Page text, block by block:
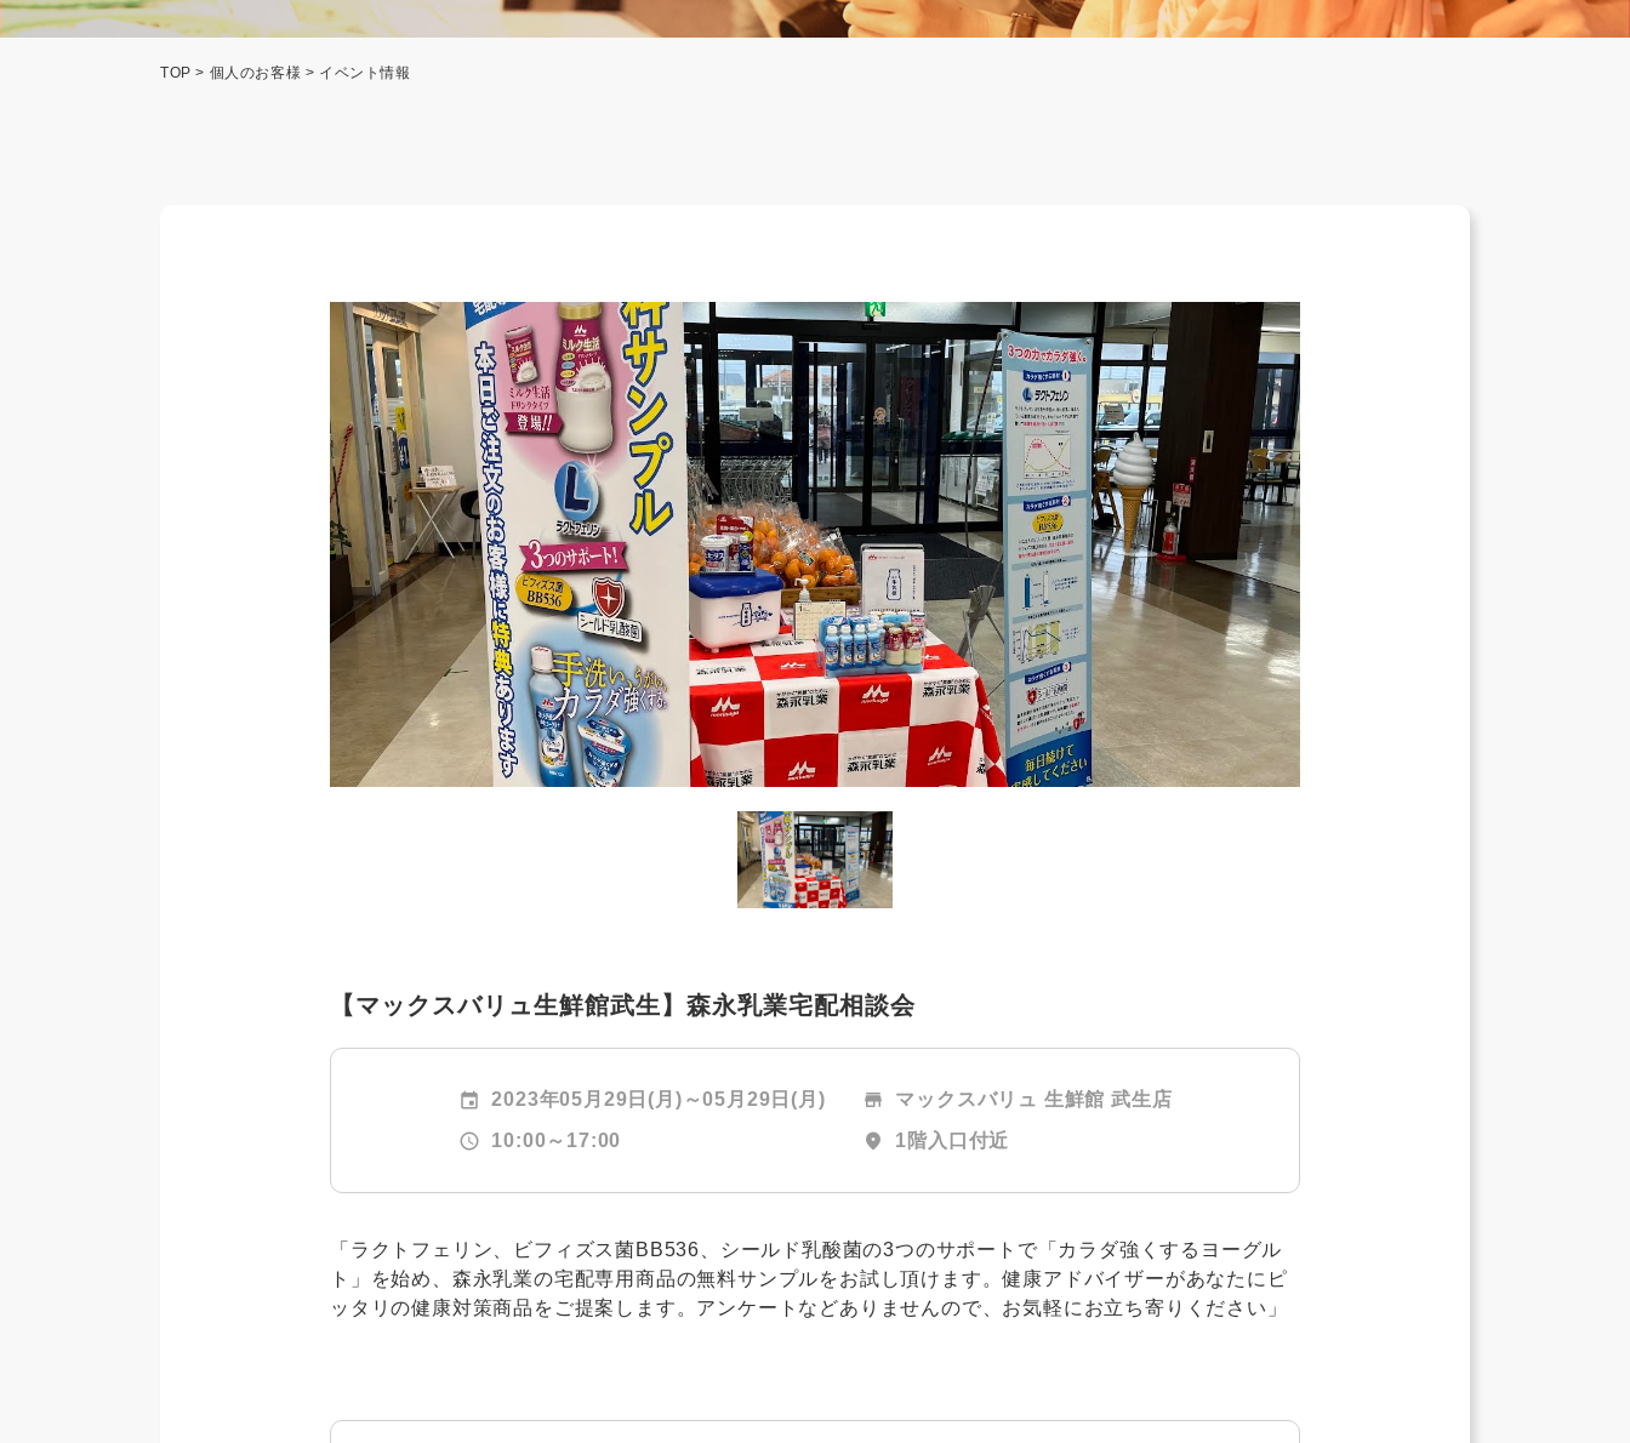
TOP > 個人のお客様 > イベント情報
【マックスバリュ生鮮館武生】森永乳業宅配相談会
event 2023年05月29日(月)～05月29日(月)
schedule 10:00～17:00
store マックスバリュ 生鮮館 武生店
location_on 1階入口付近
「ラクトフェリン、ビフィズス菌BB536、シールド乳酸菌の3つのサポートで「カラダ強くするヨーグル
ト」を始め、森永乳業の宅配専用商品の無料サンプルをお試し頂けます。健康アドバイザーがあなたにピ
ッタリの健康対策商品をご提案します。アンケートなどありませんので、お気軽にお立ち寄りください」